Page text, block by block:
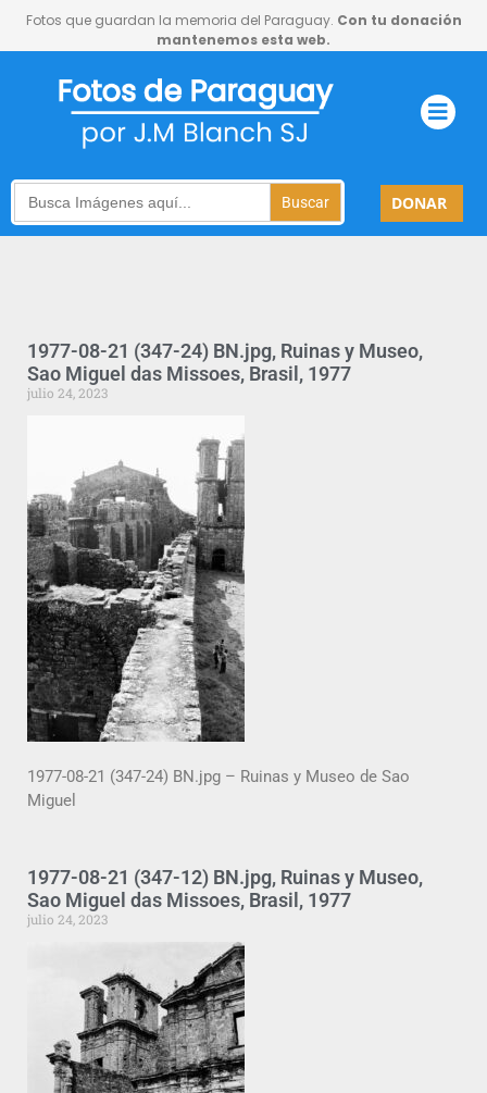
Fotos que guardan la memoria del Paraguay. Con tu donación
mantenemos esta web.
Search
for:
DONAR
1977-08-21 (347-24) BN.jpg, Ruinas y Museo,
Sao Miguel das Missoes, Brasil, 1977
julio 24, 2023
1977-08-21 (347-24) BN.jpg – Ruinas y Museo de Sao
Miguel
1977-08-21 (347-12) BN.jpg, Ruinas y Museo,
Sao Miguel das Missoes, Brasil, 1977
julio 24, 2023